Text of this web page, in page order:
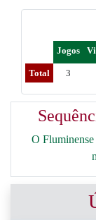
Jogos
Total 3
O Fluminense